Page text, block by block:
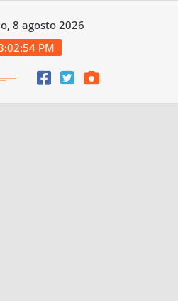
8 agosto 2026
PM